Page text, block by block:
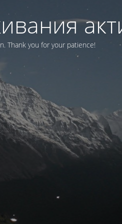
Thank you for your patience!